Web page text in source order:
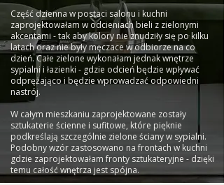
Część dzienna w postaci salonu i kuchni
zaprojektowałam w odcieniach bieli z zielonymi
akcentami - tak aby kolory nie znudziły się po kilku
latach oraz nie były męczace w odbiorze na co
dzień. Całe zielone wykonałam jednak wnętrze
sypialni i łazienki - gdzie odcień będzie wpływać
odprężająco i będzie wprowadzać odpowiedni
nastrój.
W całym mieszkaniu zaprojektowane zostały
sztukaterie ścienne i sufitowe, które pięknie
podkreślają szczególnie zielone ściany w sypialni.
Podobny wzór zastosowano na frontach w kuchni
gdzie zaprojektowałam fronty sztukateryjne - dzięki
temu całość wnętrza jest spójna.